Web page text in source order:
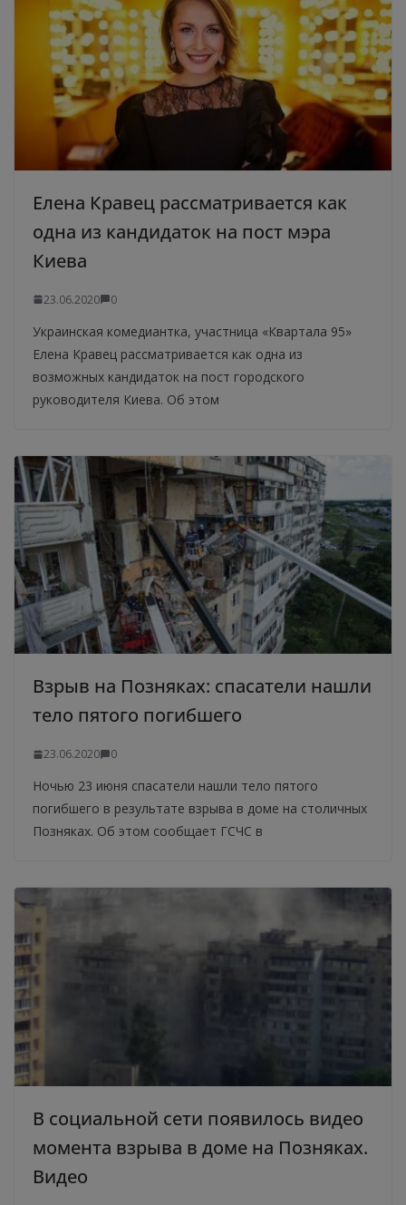
Елена Кравец рассматривается как
одна из кандидаток на пост мэра
Киева
23.06.2020 0
Украинская комедиантка, участница «Квартала 95»
Елена Кравец рассматривается как одна из
возможных кандидаток на пост городского
руководителя Киева. Об этом
Взрыв на Позняках: спасатели нашли
тело пятого погибшего
23.06.2020 0
Ночью 23 июня спасатели нашли тело пятого
погибшего в результате взрыва в доме на столичных
Позняках. Об этом сообщает ГСЧС в
В социальной сети появилось видео
момента взрыва в доме на Позняках.
Видео